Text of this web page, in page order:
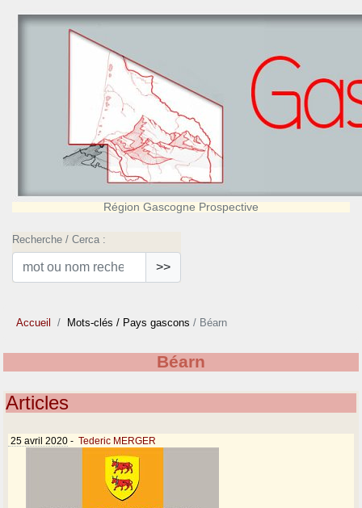
Région Gascogne Prospective
Recherche / Cerca :
>>
Accueil Mots-clés / Pays gascons / Béarn
Béarn
Articles
25 avril 2020 - Tederic MERGER